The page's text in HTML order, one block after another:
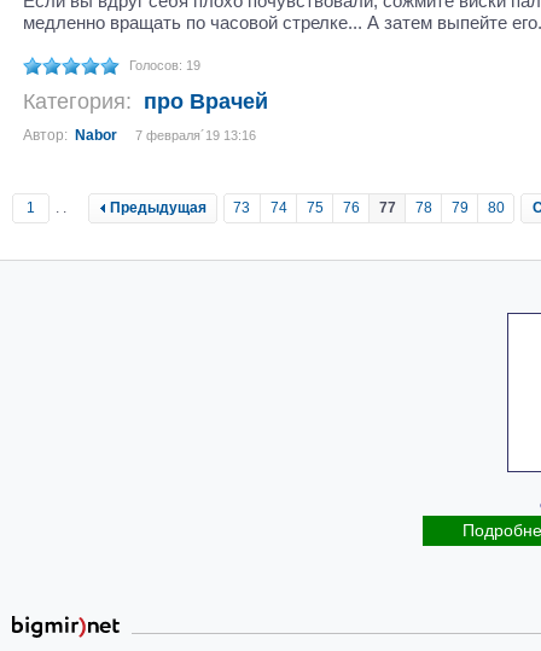
медленно вращать по часовой стрелке... А затем выпейте его.
Голосов: 19
Категория: про Врачей
Автор: Nabor 7 февраля´19 13:16
1 .. Предыдущая 73 74 75 76 77 78 79 80